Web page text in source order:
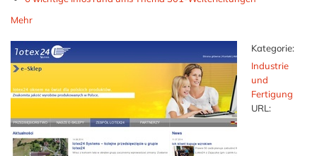
Mehr
Kategorie:
Industrie
und
Fertigung
URL: